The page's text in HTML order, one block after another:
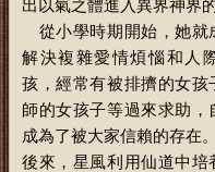
出以氣之體進入異界神界
從小學時期開始，她就
解決複雜愛情煩惱和人
孩，經常有被排擠的女孩
師的女孩子等過來求助，
成為了被大家信賴的存在。
後來，星風利用仙道中培